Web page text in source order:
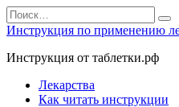
Перейти
к
содержанию
Search
for:
Инструкция по применению
Инструкция от таблетки.рф
Лекарства
Как читать инструкции